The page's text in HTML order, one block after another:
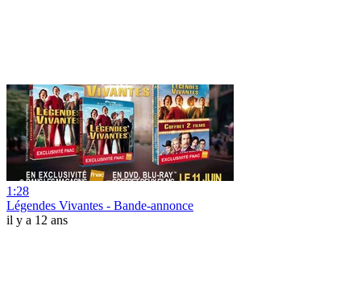
1:28
Légendes Vivantes - Bande-annonce
il y a 12 ans